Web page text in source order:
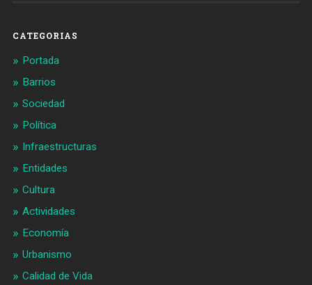
CATEGORIAS
Portada
Barrios
Sociedad
Política
Infraestructuras
Entidades
Cultura
Actividades
Economía
Urbanismo
Calidad de Vida